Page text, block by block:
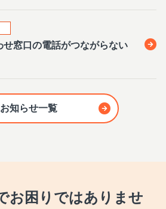
せ窓口の電話がつながらない
お知らせ一覧
お困りではありませ